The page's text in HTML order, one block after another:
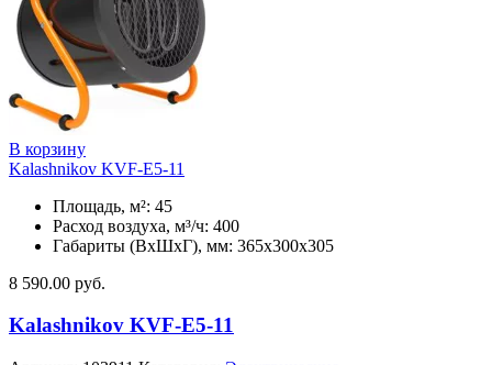
В корзину
Kalashnikov KVF-E5-11
Площадь, м²: 45
Расход воздуха, м³/ч: 400
Габариты (ВхШхГ), мм: 365x300x305
8 590.00 руб.
Kalashnikov KVF-E5-11